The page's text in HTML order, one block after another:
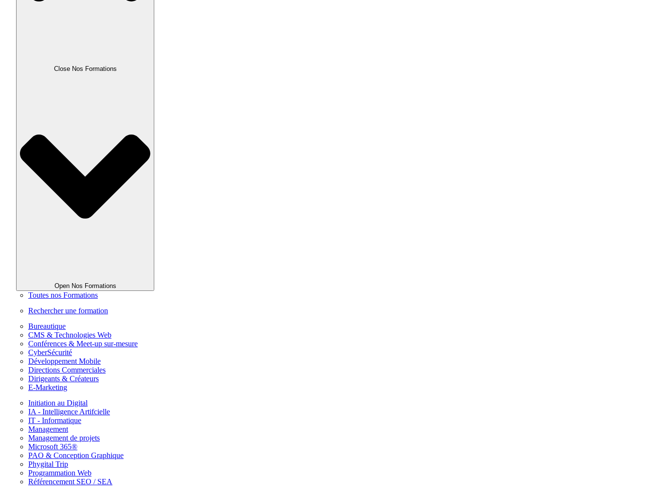
Close Nos Formations
Open Nos Formations
Toutes nos Formations
Rechercher une formation
Bureautique
CMS & Technologies Web
Conférences & Meet-up sur-mesure
CyberSécurité
Développement Mobile
Directions Commerciales
Dirigeants & Créateurs
E-Marketing
Initiation au Digital
IA - Intelligence Artifcielle
IT - Informatique
Management
Management de projets
Microsoft 365®
PAO & Conception Graphique
Phygital Trip
Programmation Web
Référencement SEO / SEA